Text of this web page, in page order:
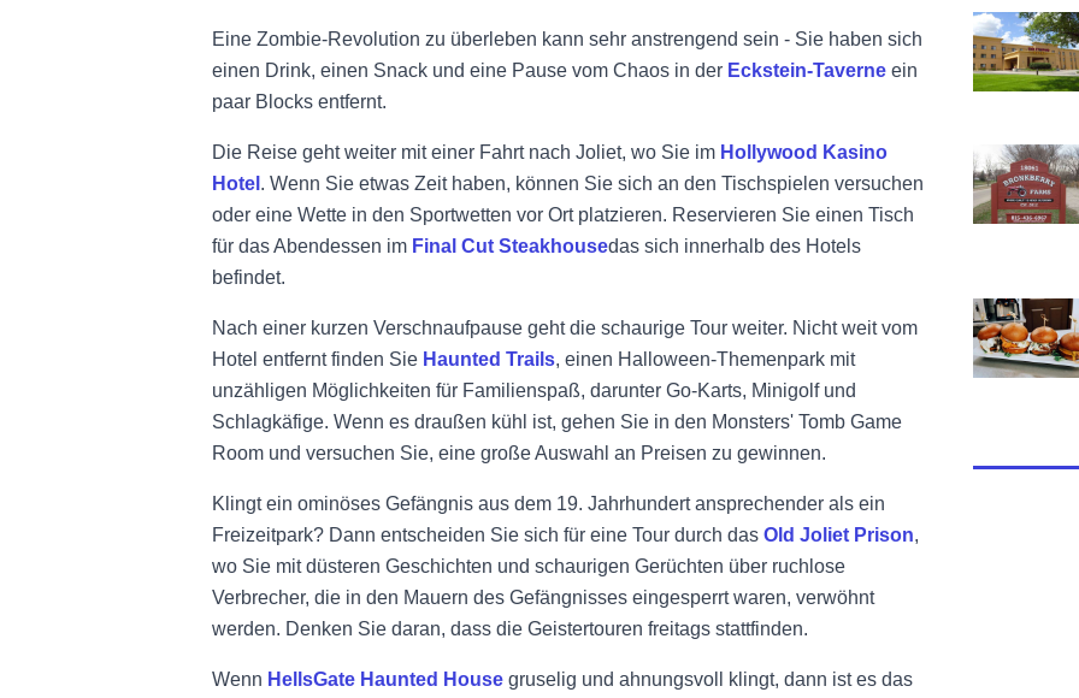
Eine Zombie-Revolution zu überleben kann sehr anstrengend sein - Sie haben sich
einen Drink, einen Snack und eine Pause vom Chaos in der Eckstein-Taverne ein
paar Blocks entfernt.
Die Reise geht weiter mit einer Fahrt nach Joliet, wo Sie im Hollywood Kasino
Hotel . Wenn Sie etwas Zeit haben, können Sie sich an den Tischspielen versuchen
oder eine Wette in den Sportwetten vor Ort platzieren. Reservieren Sie einen Tisch
für das Abendessen im Final Cut Steakhousedas sich innerhalb des Hotels
befindet.
Nach einer kurzen Verschnaufpause geht die schaurige Tour weiter. Nicht weit vom
Hotel entfernt finden Sie Haunted Trails, einen Halloween-Themenpark mit
unzähligen Möglichkeiten für Familienspaß, darunter Go-Karts, Minigolf und
Schlagkäfige. Wenn es draußen kühl ist, gehen Sie in den Monsters' Tomb Game
Room und versuchen Sie, eine große Auswahl an Preisen zu gewinnen.
Klingt ein ominöses Gefängnis aus dem 19. Jahrhundert ansprechender als ein
Freizeitpark? Dann entscheiden Sie sich für eine Tour durch das Old Joliet Prison,
wo Sie mit düsteren Geschichten und schaurigen Gerüchten über ruchlose
Verbrecher, die in den Mauern des Gefängnisses eingesperrt waren, verwöhnt
werden. Denken Sie daran, dass die Geistertouren freitags stattfinden.
Wenn HellsGate Haunted House gruselig und ahnungsvoll klingt, dann ist es das
Ansicht
Ansicht
Ansicht